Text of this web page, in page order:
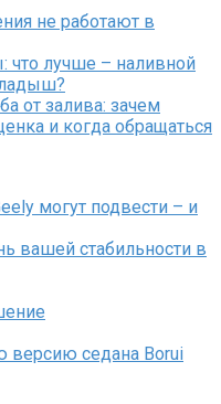
не работают в
что лучше – наливной
от залива: зачем
и когда обращаться
могут подвести – и
вашей стабильности в
версию седана Borui